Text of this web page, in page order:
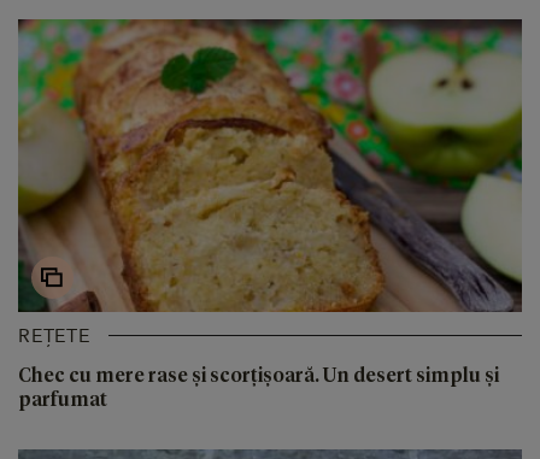
REȚETE
Chec cu mere rase și scorțișoară. Un desert simplu și
parfumat